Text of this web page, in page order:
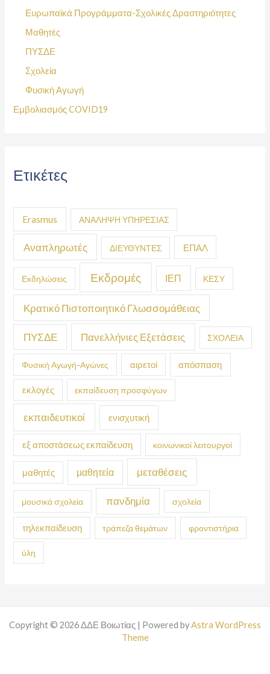
Ευρωπαϊκά Προγράμματα-Σχολικές Δραστηριότητες
Μαθητές
ΠΥΣΔΕ
Σχολεία
Φυσική Αγωγή
Εμβολιασμός COVID19
Ετικέτες
Erasmus ΑΝΑΛΗΨΗ ΥΠΗΡΕΣΙΑΣ
Αναπληρωτές ΔΙΕΥΘΥΝΤΕΣ ΕΠΑΛ
Εκδηλώσεις Εκδρομές ΙΕΠ ΚΕΣΥ
Κρατικό Πιστοποιητικό Γλωσσομάθειας
ΠΥΣΔΕ Πανελλήνιες Εξετάσεις ΣΧΟΛΕΙΑ
Φυσική Αγωγή-Αγώνες αιρετοί απόσπαση
εκλογές εκπαίδευση προσφύγων
εκπαιδευτικοί ενισχυτική
εξ αποστάσεως εκπαίδευση κοινωνικοί λειτουργοί
μαθητές μαθητεία μεταθέσεις
μουσικά σχολεία πανδημία σχολεία
τηλεκπαίδευση τράπεζα θεμάτων φροντιστήρια
ύλη
Copyright © 2026 ΔΔΕ Βοιωτίας | Powered byAstra WordPress
Theme